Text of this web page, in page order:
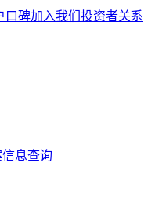
口碑加入我们 投资者关系
息查询